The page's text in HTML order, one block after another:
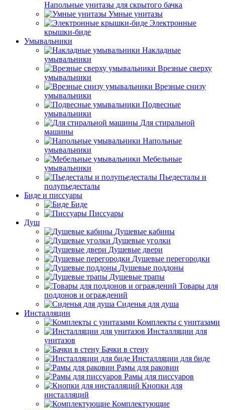
Напольные унитазы для скрытого бачка
Умные унитазы
Электронные
крышки-биде
Умывальники
Накладные
умывальники
Врезные сверху
умывальники
Врезные снизу
умывальники
Подвесные
умывальники
Для стиральной
машины
Напольные
умывальники
Мебельные
умывальники
Пьедесталы и
полупьедесталы
Биде и писсуары
Биде
Писсуары
Душ
Душевые кабины
Душевые уголки
Душевые двери
Душевые перегородки
Душевые поддоны
Душевые трапы
Товары для
поддонов и ограждений
Сиденья для душа
Инсталляции
Комплекты с унитазами
Инсталляции для
унитазов
Бачки в стену
Инсталляции для биде
Рамы для раковин
Рамы для писсуаров
Кнопки для
инсталляций
Комплектующие